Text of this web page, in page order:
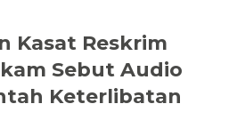
Kasat Reskrim
Sebut Audio
Keterlibatan